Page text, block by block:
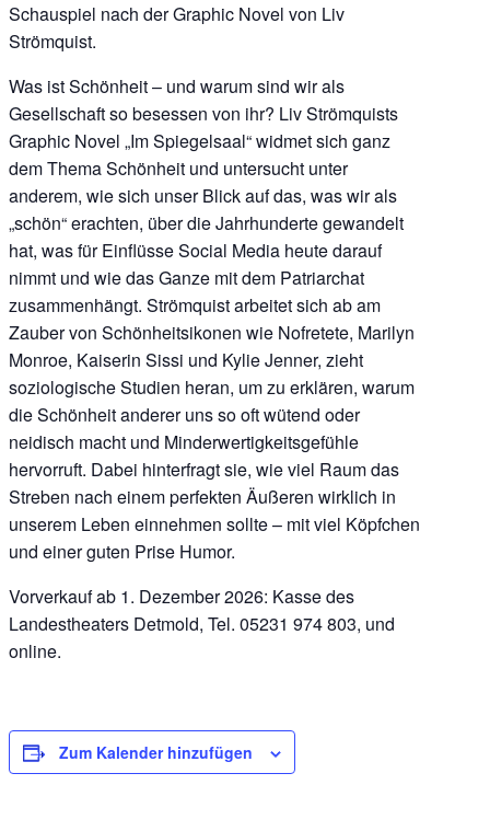
Schauspiel nach der Graphic Novel von Liv
Strömquist.
Was ist Schönheit – und warum sind wir als
Gesellschaft so besessen von ihr? Liv Strömquists
Graphic Novel „Im Spiegelsaal“ widmet sich ganz
dem Thema Schönheit und untersucht unter
anderem, wie sich unser Blick auf das, was wir als
„schön“ erachten, über die Jahrhunderte gewandelt
hat, was für Einflüsse Social Media heute darauf
nimmt und wie das Ganze mit dem Patriarchat
zusammenhängt. Strömquist arbeitet sich ab am
Zauber von Schönheitsikonen wie Nofretete, Marilyn
Monroe, Kaiserin Sissi und Kylie Jenner, zieht
soziologische Studien heran, um zu erklären, warum
die Schönheit anderer uns so oft wütend oder
neidisch macht und Minderwertigkeitsgefühle
hervorruft. Dabei hinterfragt sie, wie viel Raum das
Streben nach einem perfekten Äußeren wirklich in
unserem Leben einnehmen sollte – mit viel Köpfchen
und einer guten Prise Humor.
Vorverkauf ab 1. Dezember 2026: Kasse des
Landestheaters Detmold, Tel. 05231 974 803, und
online.
Zum Kalender hinzufügen